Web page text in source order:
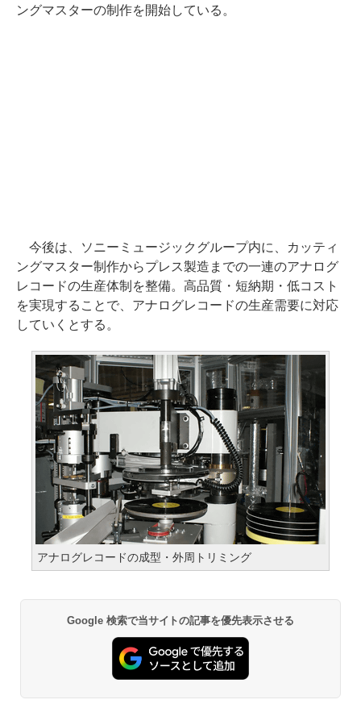
ングマスターの制作を開始している。
今後は、ソニーミュージックグループ内に、カッティ
ングマスター制作からプレス製造までの一連のアナログ
レコードの生産体制を整備。高品質・短納期・低コスト
を実現することで、アナログレコードの生産需要に対応
していくとする。
アナログレコードの成型・外周トリミング
Google 検索で当サイトの記事を優先表示させる